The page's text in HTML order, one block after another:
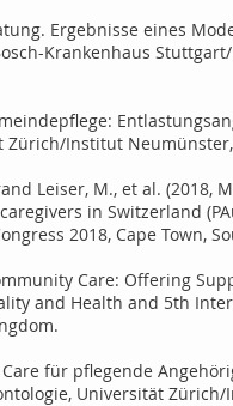
Ergebnisse eines
Krankenhaus
Zürich/Institut
Leiser, M., et al.
in Switzerland
2018, Cape Town,
Care: Offering
and Health and 5th
Care für pflegende
Universität